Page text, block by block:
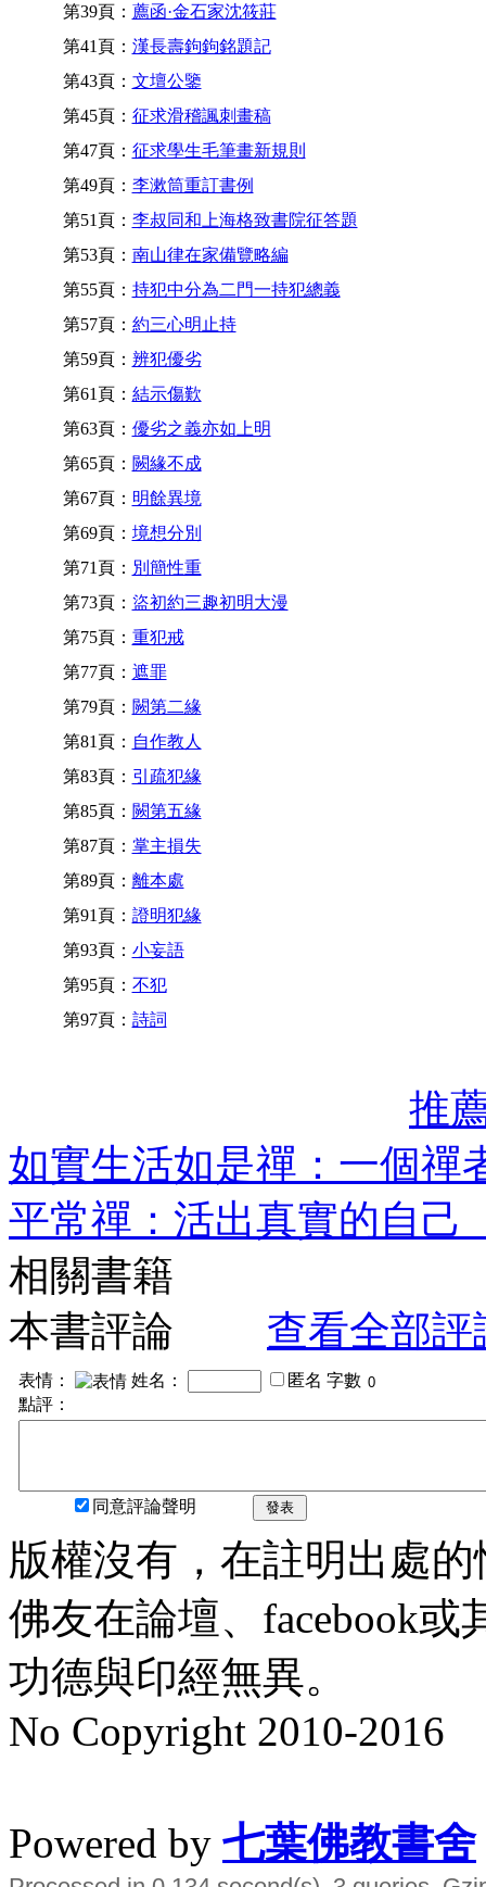
第39頁： 薦函·金石家沈筱莊
第41頁： 漢長壽鉤鉤銘題記
第43頁： 文壇公鑒
第45頁： 征求滑稽諷刺畫稿
第47頁： 征求學生毛筆畫新規則
第49頁： 李漱筒重訂書例
第51頁： 李叔同和上海格致書院征答題
第53頁： 南山律在家備覽略編
第55頁： 持犯中分為二門一持犯總義
第57頁： 約三心明止持
第59頁： 辨犯優劣
第61頁： 結示傷歎
第63頁： 優劣之義亦如上明
第65頁： 闕緣不成
第67頁： 明餘異境
第69頁： 境想分別
第71頁： 別簡性重
第73頁： 盜初約三趣初明大漫
第75頁： 重犯戒
第77頁： 遮罪
第79頁： 闕第二緣
第81頁： 自作教人
第83頁： 引疏犯緣
第85頁： 闕第五緣
第87頁： 掌主損失
第89頁： 離本處
第91頁： 證明犯緣
第93頁： 小妄語
第95頁： 不犯
第97頁： 詩詞
推
如實生活如是禪：一個
平常禪：活出真實的自
相關書籍
本書評論
查看全部評
表情： 姓名： 匿名 字數
點評：
同意評論聲明 發表
版權沒有，在註明出處
佛友在論壇、facebook
功德與印經無異。
No Copyright 2010-2016
Powered by 七葉佛教書舍